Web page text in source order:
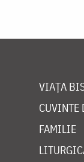
VIAȚA
CUVINTE
FAMILIE